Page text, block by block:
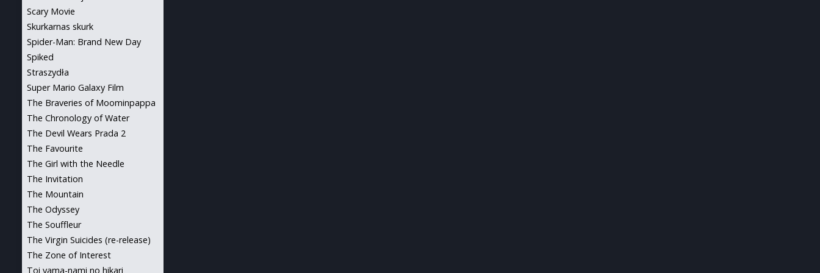
Scary Movie
Skurkarnas skurk
Spider-Man: Brand New Day
Spiked
Straszydła
Super Mario Galaxy Film
The Braveries of Moominpappa
The Chronology of Water
The Devil Wears Prada 2
The Favourite
The Girl with the Needle
The Invitation
The Mountain
The Odyssey
The Souffleur
The Virgin Suicides (re-release)
The Zone of Interest
Toi yama-nami no hikari